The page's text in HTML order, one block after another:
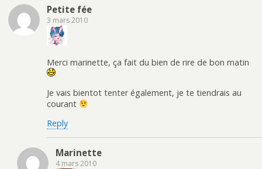
Petite fée
3 mars 2010
Merci marinette, ça fait du bien de rire de bon matin
Je vais bientot tenter également, je te tiendrais au
courant
Reply
Marinette
4 mars 2010